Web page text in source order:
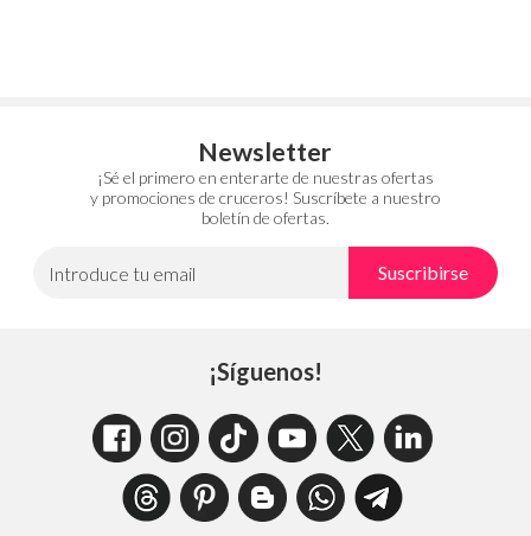
Newsletter
¡Sé el primero en enterarte de nuestras ofertas
y promociones de cruceros! Suscríbete a nuestro
boletín de ofertas.
Introduce tu email Suscribirse
¡Síguenos!